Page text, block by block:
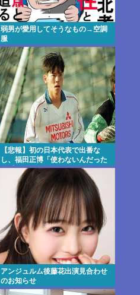
弱男が愛用してそうなもの→空調
服
【悲報】初の日本代表で出番な
し、福田正博「使わないんだった
ら呼ぶな！」
アンジュルム後藤花出演見合わせ
のお知らせ